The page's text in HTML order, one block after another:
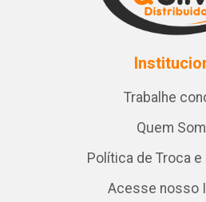
Trabalhe
Quem
Política de Troca
Acesse nosso